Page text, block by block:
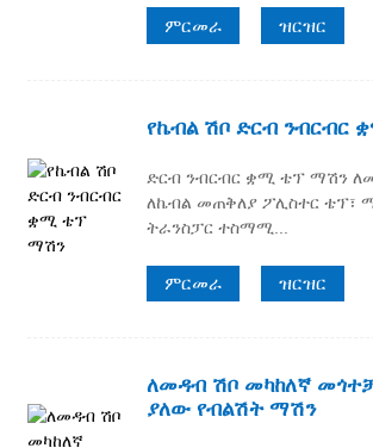
ምርመራ ዝርዝር
የኬብል ሽቦ ድርብ ንብርብር
ድርብ ንብርብር ቋሚ ቴፕ ማሽን
ለኬብል መጠቅለያ ፖሊስተር ቴፕ፣
ትራንስፓር ተስማሚ...
ምርመራ ዝርዝር
ለመዳብ ሽቦ መካከለኛ
ያለው የብልሽት ማሽን